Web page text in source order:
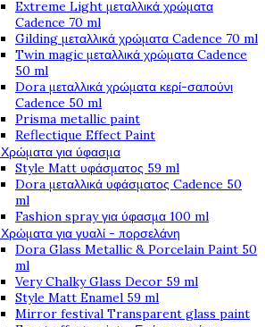
Extreme Light μεταλλικά χρώματα
Cadence 70 ml
Gilding μεταλλικά χρώματα Cadence 70 ml
Twin magic μεταλλικά χρώματα Cadence
50 ml
Dora μεταλλικά χρώματα κερί-σαπούνι
Cadence 50 ml
Prisma metallic paint
Reflectique Effect Paint
Χρώματα για ύφασμα
Style Matt υφάσματος 59 ml
Dora μεταλλικά υφάσματος Cadence 50
ml
Fashion spray για ύφασμα 100 ml
Χρώματα για γυαλί - πορσελάνη
Dora Glass Metallic & Porcelain Paint 50
ml
Very Chalky Glass Decor 59 ml
Style Matt Enamel 59 ml
Mirror festival Transparent glass paint